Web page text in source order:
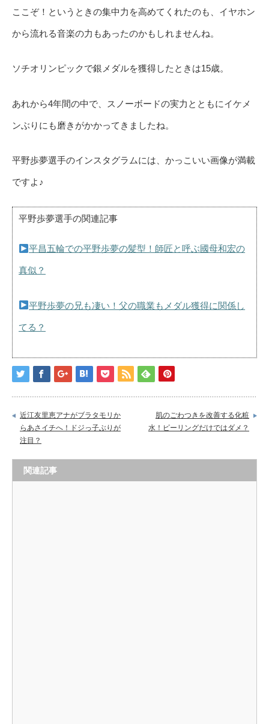
ここぞ！というときの集中力を高めてくれたのも、イヤホン
から流れる音楽の力もあったのかもしれませんね。
ソチオリンピックで銀メダルを獲得したときは15歳。
あれから4年間の中で、スノーボードの実力とともにイケメ
ンぶりにも磨きがかかってきましたね。
平野歩夢選手のインスタグラムには、かっこいい画像が満載
ですよ♪
平野歩夢選手の関連記事
平昌五輪での平野歩夢の髪型！師匠と呼ぶ國母和宏の
真似？
平野歩夢の兄も凄い！父の職業もメダル獲得に関係し
てる？
近江友里恵アナがブラタモリか
らあさイチへ！ドジっ子ぶりが
注目？
肌のごわつきを改善する化粧
水！ピーリングだけではダメ？
関連記事